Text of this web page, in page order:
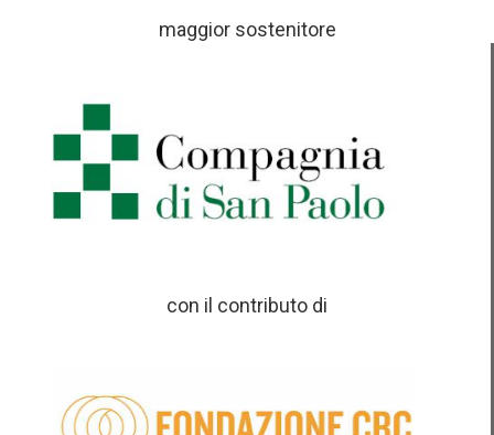
maggior sostenitore
con il contributo di